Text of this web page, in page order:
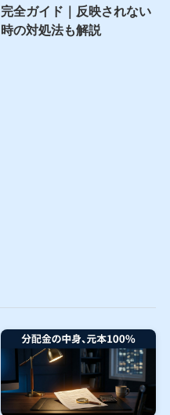
完全ガイド｜反映されない
時の対処法も解説